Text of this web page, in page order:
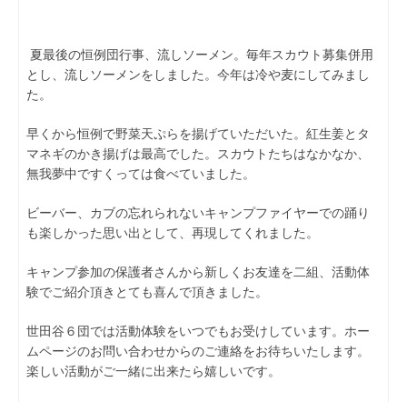
夏最後の恒例団行事、流しソーメン。毎年スカウト募集併用
とし、流しソーメンをしました。今年は冷や麦にしてみまし
た。
早くから恒例で野菜天ぷらを揚げていただいた。紅生姜とタ
マネギのかき揚げは最高でした。スカウトたちはなかなか、
無我夢中ですくっては食べていました。
ビーバー、カブの忘れられないキャンプファイヤーでの踊り
も楽しかった思い出として、再現してくれました。
キャンプ参加の保護者さんから新しくお友達を二組、活動体
験でご紹介頂きとても喜んで頂きました。
世田谷６団では活動体験をいつでもお受けしています。ホー
ムページのお問い合わせからのご連絡をお待ちいたします。
楽しい活動がご一緒に出来たら嬉しいです。